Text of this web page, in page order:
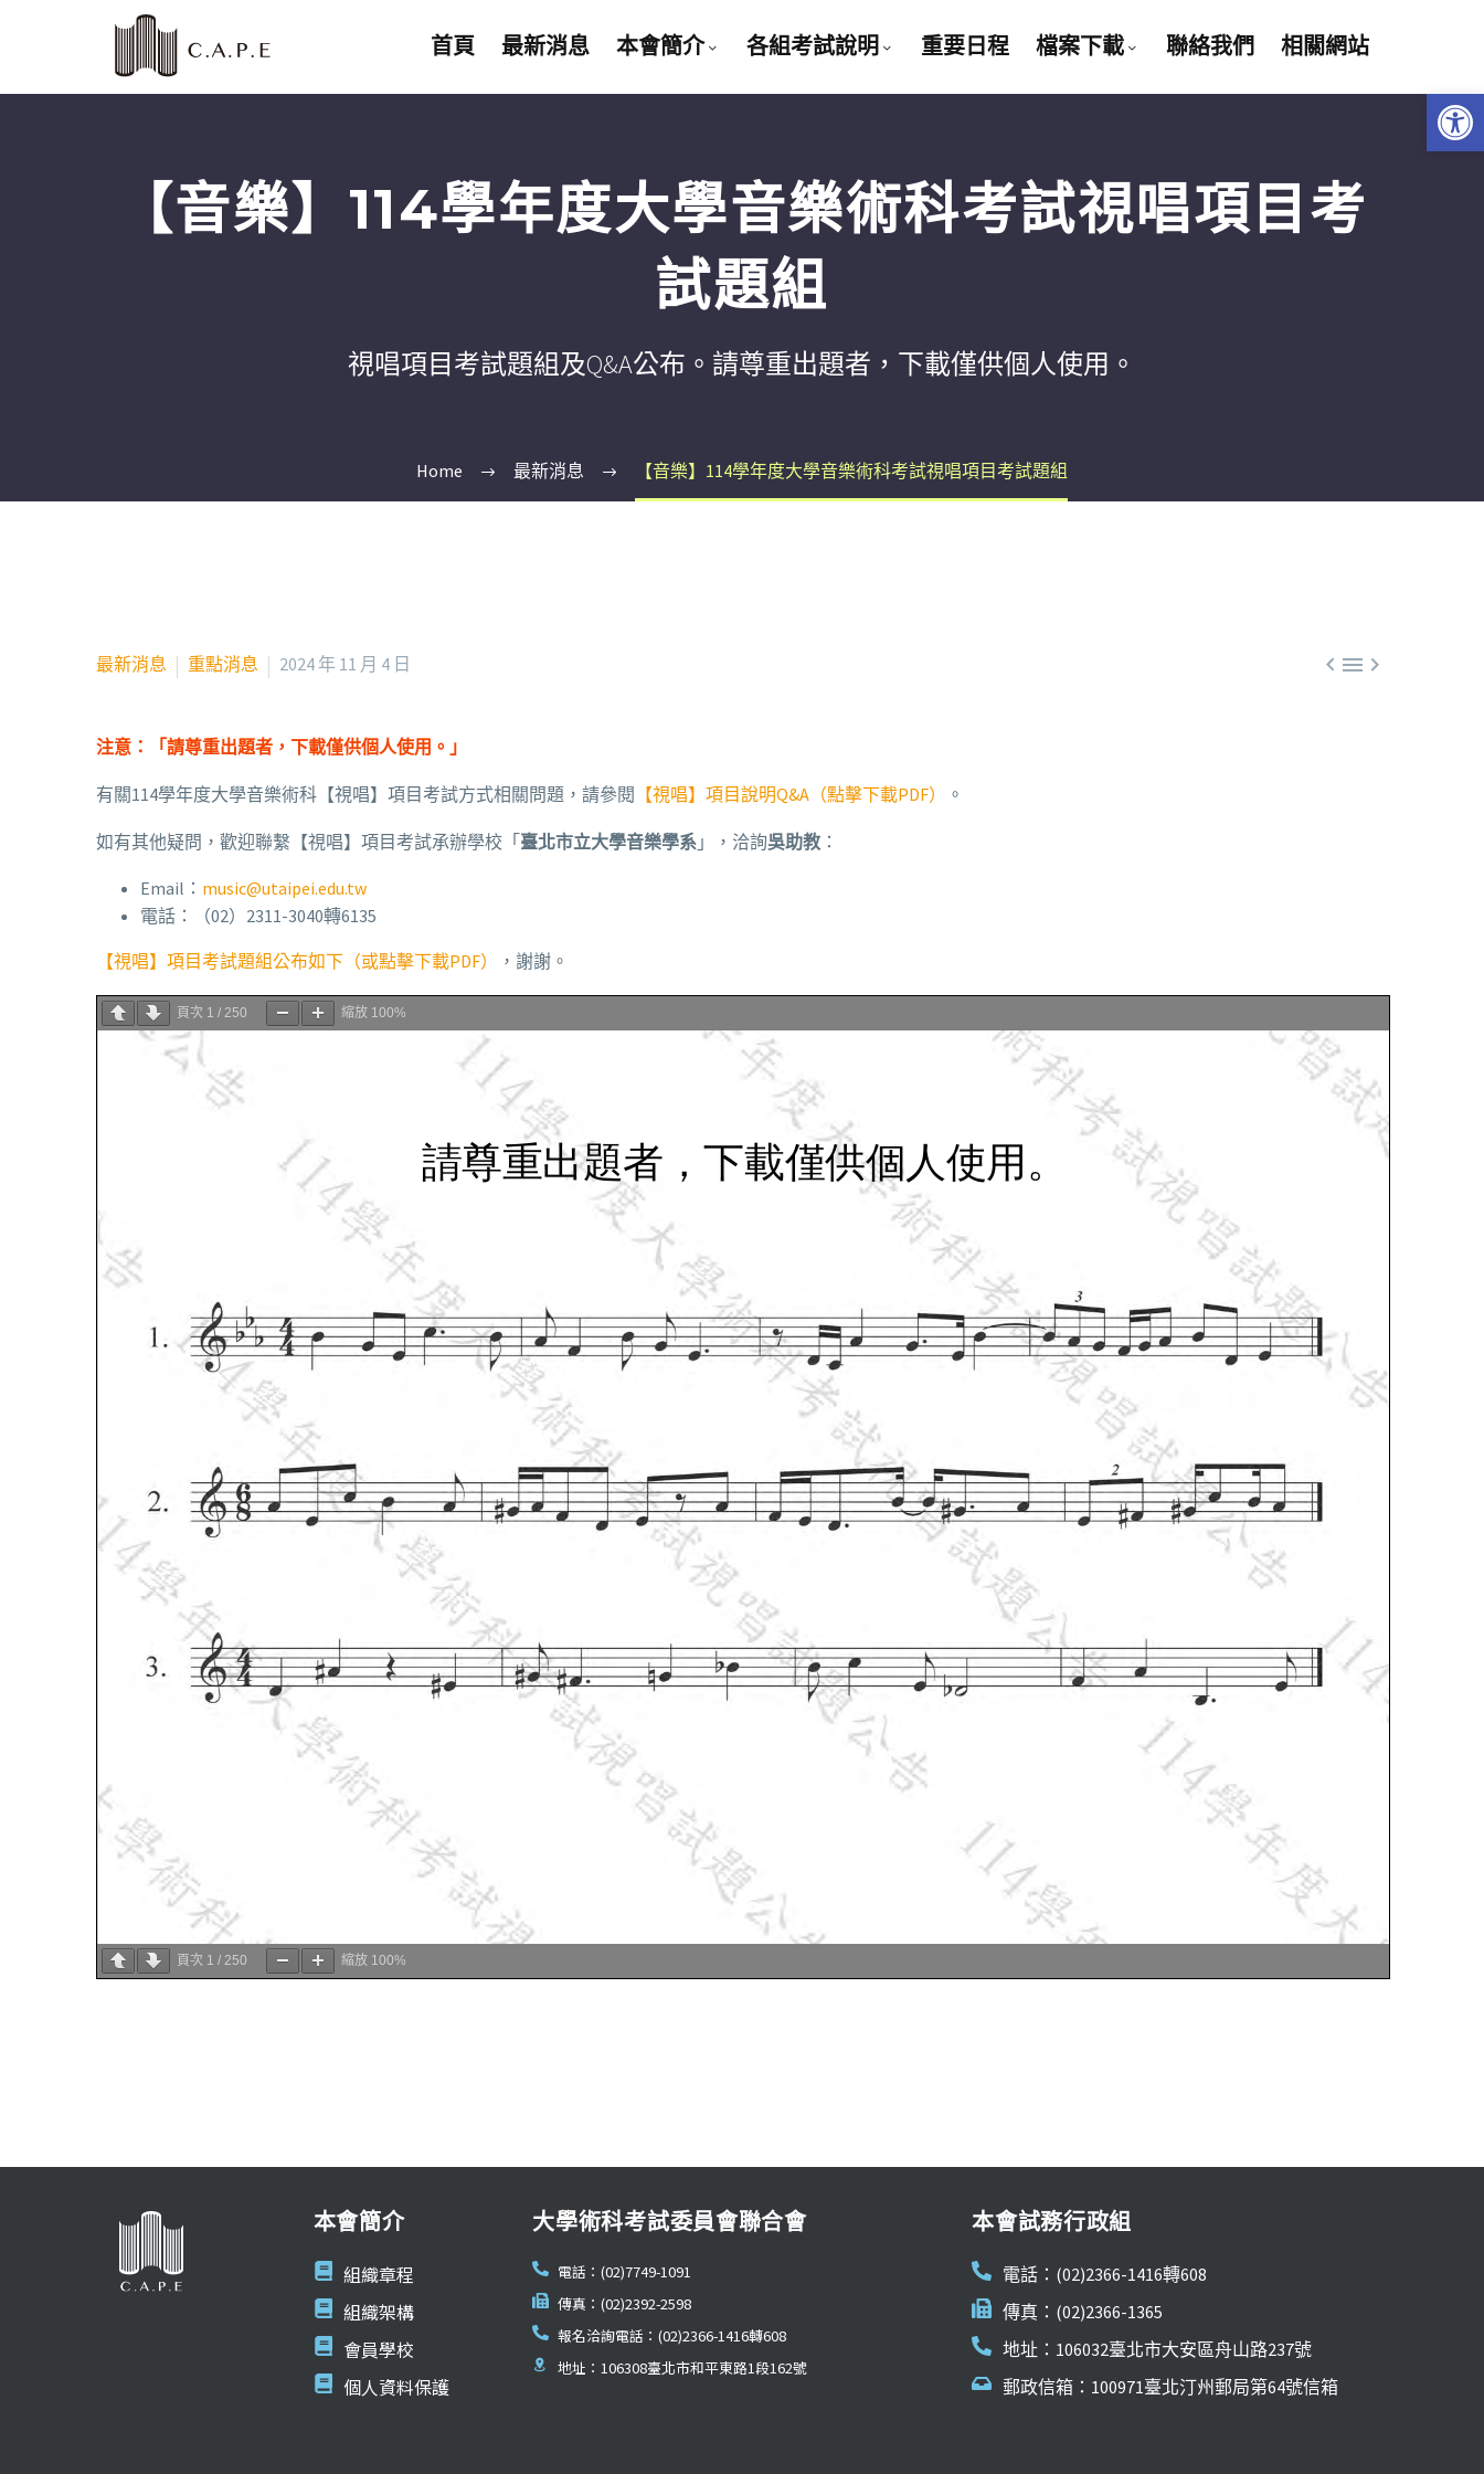
首頁 最新消息 本會簡介 各組考試說明 重要日程 檔案下載 聯絡我們 相關網站
【音樂】114學年度大學音樂術科考試視唱項目考
試題組
視唱項目考試題組及Q&A公布。請尊重出題者，下載僅供個人使用。
Home 最新消息 【音樂】114學年度大學音樂術科考試視唱項目考試題組

最新消息 重點消息 2024 年 11 月 4 日
注意：「請尊重出題者，下載僅供個人使用。」
有關114學年度大學音樂術科【視唱】項目考試方式相關問題，請參閱 【視唱】項目說明Q&A（點擊下載PDF） 。
如有其他疑問，歡迎聯繫【視唱】項目考試承辦學校「臺北市立大學音樂學系 」，洽詢吳助教 ：
Email： music@utaipei.edu.tw
電話：（02）2311-3040轉6135
【視唱】項目考試題組公布如下（或點擊下載PDF） ，謝謝。
頁次 1 / 250 縮放 100%
頁次 1 / 250 縮放 100%
本會簡介
組織章程
組織架構
會員學校
個人資料保護
大學術科考試委員會聯合會
電話：(02)7749-1091
傳真：(02)2392-2598
報名洽詢電話：(02)2366-1416轉608
地址：106308臺北市和平東路1段162號
本會試務行政組
電話：(02)2366-1416轉608
傳真：(02)2366-1365
地址：106032臺北市大安區舟山路237號
郵政信箱：100971臺北汀州郵局第64號信箱